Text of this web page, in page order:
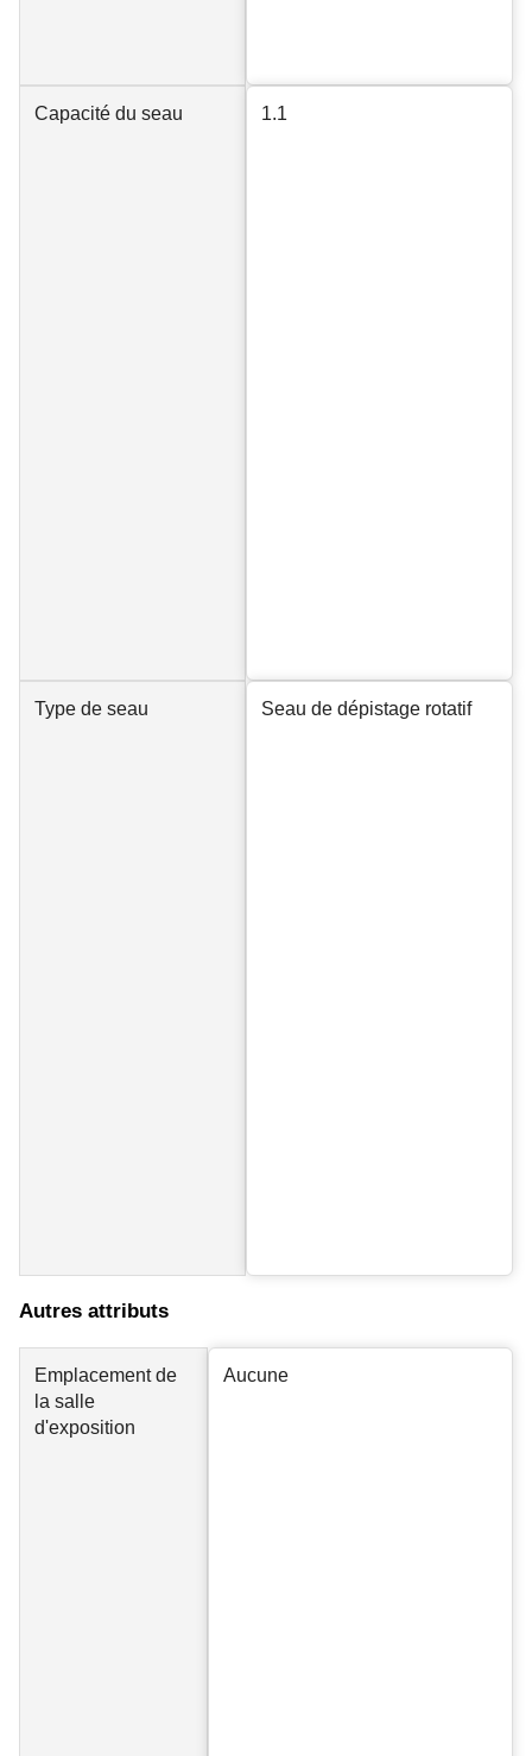
Capacité du seau 1.1
Type de seau Seau de dépistage rotatif
Autres attributs
Emplacement de
la salle
d'exposition
Aucune